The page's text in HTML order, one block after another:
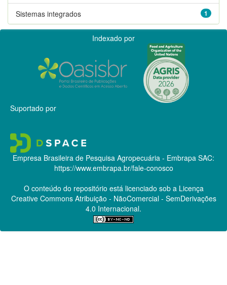
1
Sistemas integrados
Indexado por
Suportado por
Empresa Brasileira de Pesquisa Agropecuária - Embrapa SAC:
https://www.embrapa.br/fale-conosco
O conteúdo do repositório está licenciado sob a Licença
Creative CommonsAtribuição - NãoComercial - SemDerivações
4.0 Internacional.